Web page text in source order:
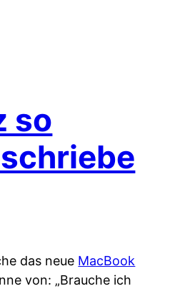
so
das neue MacBook
von: „Brauche ich